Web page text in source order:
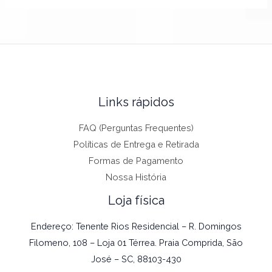
Links rápidos
FAQ (Perguntas Frequentes)
Políticas de Entrega e Retirada
Formas de Pagamento
Nossa História
Loja física
Endereço: Tenente Rios Residencial – R. Domingos
Filomeno, 108 – Loja 01 Térrea. Praia Comprida, São
José – SC, 88103-430